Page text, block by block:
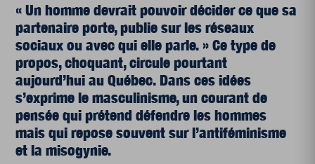
« Un homme devrait pouvoir décider ce que sa
partenaire porte, publie sur les réseaux
sociaux ou avec qui elle parle. » Ce type de
propos, choquant, circule pourtant
aujourd’hui au Québec. Dans ces idées
s’exprime le masculinisme, un courant de
pensée qui prétend défendre les hommes
mais qui repose souvent sur l’antiféminisme
et la misogynie.